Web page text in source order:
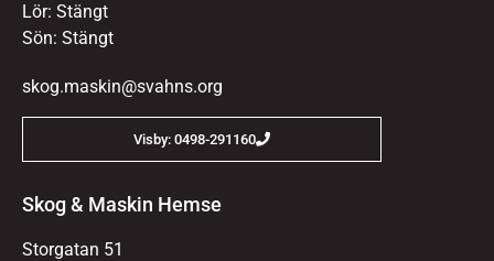
Lör: Stängt
Sön: Stängt
skog.maskin@svahns.org
Visby: 0498-291160
Skog & Maskin Hemse
Storgatan 51